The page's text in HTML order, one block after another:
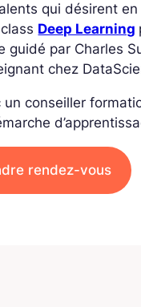
qui désirent
Deep Learning
guidé par Charles
chez
conseiller
rendez-vous